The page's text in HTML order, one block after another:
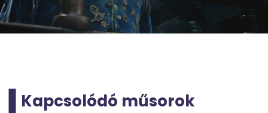
Kapcsolódó műsorok